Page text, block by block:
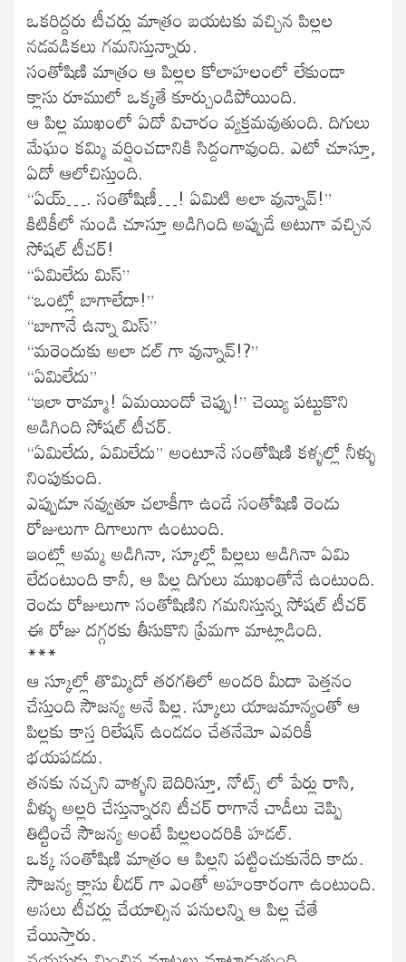
ఒకరిద్దరు టీచర్లు మాత్రం బయటకు వచ్చిన పిల్లల
నడవడికలు గమనిస్తున్నారు.
సంతోషిణి మాత్రం ఆ పిల్లల కోలాహలంలో లేకుండా
క్లాసు రూములో ఒక్కతే కూర్చుండిపోయింది.
ఆ పిల్ల ముఖంలో ఏదో విచారం వ్యక్తమవుతుంది. దిగులు
మేఘం కమ్మి వర్షించడానికి సిద్దంగావుంది. ఎటో చూస్తూ,
ఏదో ఆలోచిస్తుంది.
“ఏయ్…. సంతోషిణీ…! ఏమిటి అలా వున్నావ్!”
కిటికీలో నుండి చూస్తూ అడిగింది అప్పుడే అటుగా వచ్చిన
సోషల్ టీచర్!
“ఏమిలేదు మిస్”
“ఒంట్లో బాగాలేదా!”
“బాగానే ఉన్నా మిస్”
“మరెందుకు అలా డల్ గా వున్నావ్!?”
“ఏమిలేదు”
“ఇలా రామ్మా! ఏమయిందో చెప్పు!” చెయ్యి పట్టుకొని
అడిగింది సోషల్ టీచర్.
“ఏమిలేదు, ఏమిలేదు” అంటూనే సంతోషిణి కళ్ళల్లో నీళ్ళు
నింపుకుంది.
ఎప్పుడూ నవ్వుతూ చలాకీగా ఉండే సంతోషిణి రెండు
రోజులుగా దిగాలుగా ఉంటుంది.
ఇంట్లో అమ్మ అడిగినా, స్కూల్లో పిల్లలు అడిగినా ఏమి
లేదంటుంది కానీ, ఆ పిల్ల దిగులు ముఖంతోనే ఉంటుంది.
రెండు రోజులుగా సంతోషిణిని గమనిస్తున్న సోషల్ టీచర్
ఈ రోజు దగ్గరకు తీసుకొని ప్రేమగా మాట్లాడింది.
***
ఆ స్కూల్లో తొమ్మిదో తరగతిలో అందరి మీదా పెత్తనం
చేస్తుంది సౌజన్య అనే పిల్ల. స్కూలు యాజమాన్యంతో ఆ
పిల్లకు కాస్త రిలేషన్ ఉండడం చేతనేమో ఎవరికీ
భయపడదు.
తనకు నచ్చని వాళ్ళని బెదిరిస్తూ, నోట్స్ లో పేర్లు రాసి,
వీళ్ళు అల్లరి చేస్తున్నారని టీచర్ రాగానే చాడీలు చెప్పి
తిట్టించే సౌజన్య అంటే పిల్లలందరికి హడల్.
ఒక్క సంతోషిణి మాత్రం ఆ పిల్లని పట్టించుకునేది కాదు.
సౌజన్య క్లాసు లీడర్ గా ఎంతో అహంకారంగా ఉంటుంది.
అసలు టీచర్లు చేయాల్సిన పనులన్ని ఆ పిల్ల చేతే
చేయిస్తారు.